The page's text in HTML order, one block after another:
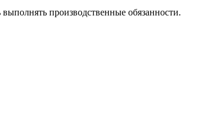
производственные обязанности.